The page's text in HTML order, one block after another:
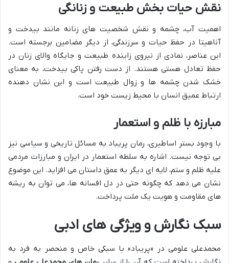
نقش حیات بخش طبیعت و زنانگی
اهمیت آب، چشمه و نقش شخصیت های زنانه مانند بیدخت و
آناهیتا در حفظ حیات و سرزندگی، از دیگر مضامین برجسته است.
این عناصر، نمادی از نیروی زاینده طبیعت و جایگاه والای زنان در
حفظ تعادل هستی هستند. از دست رفتن پاکی بیدخت، به معنای
خشک شدن چشمه ها و زوال طبیعت است و این نشان دهنده
ارتباط عمیق انسان با محیط زیست خود است.
مبارزه با ظلم و استعمار
با وجود بستر اساطیری، رمان پریباد به مسائل تاریخی و سیاسی نیز
بی توجه نیست. اشاره به سلطه استعمار در ایران و مبارزات مردمی
علیه ظلم و ستم، لایه ای دیگر به عمق داستان می افزاید. این موضوع
نشان می دهد که چگونه حتی در دل افسانه ها، می توان به ریشه
های مقاومت و هویت یک ملت پرداخت.
سبک نگارش و ویژگی های ادبی
محمدعلی علومی در «پریباد» با سبکی خاص و منحصر به فرد به